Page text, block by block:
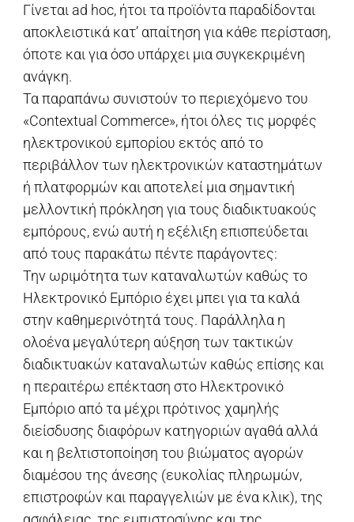
Γίνεται ad hoc, ήτοι τα προϊόντα παραδίδονται
αποκλειστικά κατ’ απαίτηση για κάθε περίσταση,
όποτε και για όσο υπάρχει μια συγκεκριμένη
ανάγκη.
Τα παραπάνω συνιστούν το περιεχόμενο του
«Contextual Commerce», ήτοι όλες τις μορφές
ηλεκτρονικού εμπορίου εκτός από το
περιβάλλον των ηλεκτρονικών καταστημάτων
ή πλατφορμών και αποτελεί μια σημαντική
μελλοντική πρόκληση για τους διαδικτυακούς
εμπόρους, ενώ αυτή η εξέλιξη επισπεύδεται
από τους παρακάτω πέντε παράγοντες:
Την ωριμότητα των καταναλωτών καθώς το
Ηλεκτρονικό Εμπόριο έχει μπει για τα καλά
στην καθημερινότητά τους. Παράλληλα η
ολοένα μεγαλύτερη αύξηση των τακτικών
διαδικτυακών καταναλωτών καθώς επίσης και
η περαιτέρω επέκταση στο Ηλεκτρονικό
Εμπόριο από τα μέχρι πρότινος χαμηλής
διείσδυσης διαφόρων κατηγοριών αγαθά αλλά
και η βελτιστοποίηση του βιώματος αγορών
διαμέσου της άνεσης (ευκολίας πληρωμών,
επιστροφών και παραγγελιών με ένα κλικ), της